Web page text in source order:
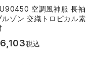
空調風神服 長袖
ルゾン 交織トロピカル素
6,103税込